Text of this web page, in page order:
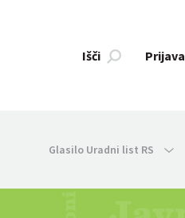
Išči Prijava
Glasilo Uradni list RS